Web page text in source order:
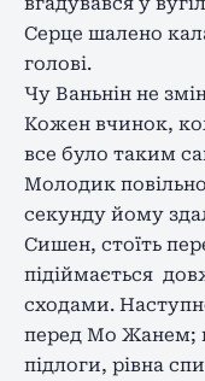
Серце шалено
голові.
Чу Ваньнін не
Кожен вчинок,
все було таким
Молодик
секунду йому
Сишен, стоїть
підіймається
сходами.
перед Мо Жанем;
підлоги, рівна